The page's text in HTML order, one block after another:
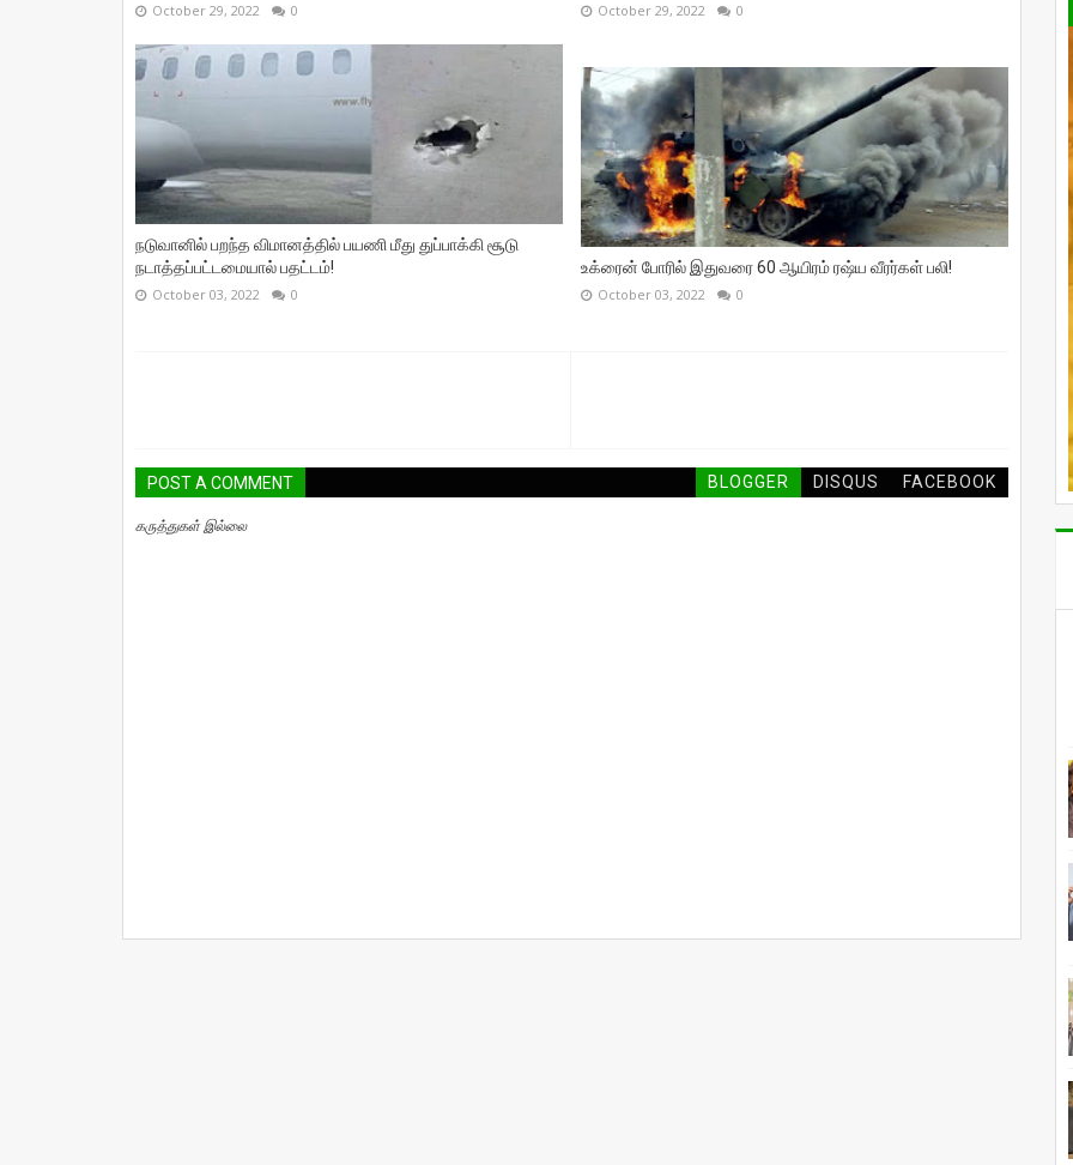
October 29, 2022 0 October 29, 2022 0
நடுவானில் பறந்த விமானத்தில் பயணி மீது துப்பாக்கி சூடு
நடாத்தப்பட்டமையால் பதட்டம்!
October 03, 2022 0
உக்ரைன் போரில் இதுவரை 60 ஆயிரம் ரஷ்ய வீரர்கள் பலி!
October 03, 2022 0
POST A COMMENT BLOGGER DISQUS FACEBOOK
கருத்துகள் இல்லை